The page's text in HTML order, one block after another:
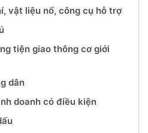
vật liệu nổ, công cụ hỗ trợ
tiện giao thông cơ giới
dân
doanh có điều kiện